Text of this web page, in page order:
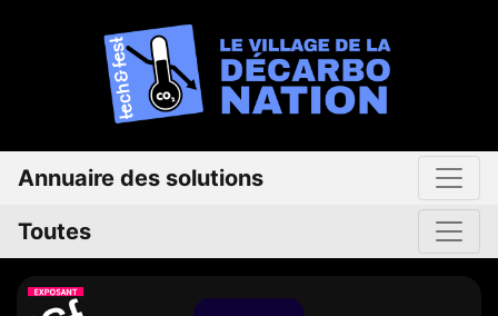
Annuaire des solutions
Toutes